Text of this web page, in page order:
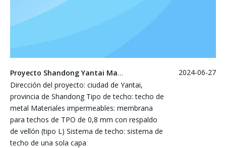
Proyecto Shandong Yantai Manhumer
Dirección del proyecto: ciudad de Yantai,
provincia de Shandong Tipo de techo: techo de
metal Materiales impermeables: membrana
para techos de TPO de 0,8 mm con respaldo
de vellón (tipo L) Sistema de techo: sistema de
techo de una sola capa
2024-06-27